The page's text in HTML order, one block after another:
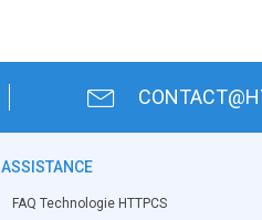
ASSISTANCE
FAQ Technologie HTTPCS